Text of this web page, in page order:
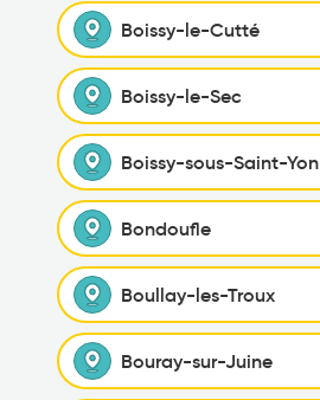
Boissy-le-Cutté
Boissy-le-Sec
Boissy-sous-Saint-Yon
Bondoufle
Boullay-les-Troux
Bouray-sur-Juine